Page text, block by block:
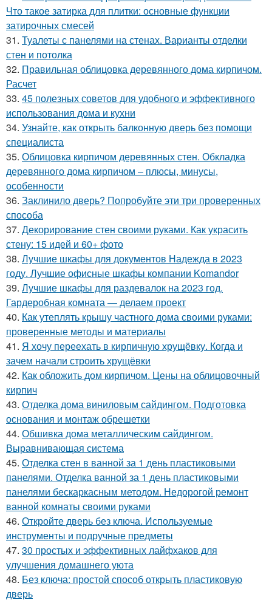
Что такое затирка для плитки: основные функции
затирочных смесей
31. Туалеты с панелями на стенах. Варианты отделки
стен и потолка
32. Правильная облицовка деревянного дома кирпичом.
Расчет
33. 45 полезных советов для удобного и эффективного
использования дома и кухни
34. Узнайте, как открыть балконную дверь без помощи
специалиста
35. Облицовка кирпичом деревянных стен. Обкладка
деревянного дома кирпичом – плюсы, минусы,
особенности
36. Заклинило дверь? Попробуйте эти три проверенных
способа
37. Декорирование стен своими руками. Как украсить
стену: 15 идей и 60+ фото
38. Лучшие шкафы для документов Надежда в 2023
году. Лучшие офисные шкафы компании Komandor
39. Лучшие шкафы для раздевалок на 2023 год.
Гардеробная комната — делаем проект
40. Как утеплять крышу частного дома своими руками:
проверенные методы и материалы
41. Я хочу переехать в кирпичную хрущёвку. Когда и
зачем начали строить хрущёвки
42. Как обложить дом кирпичом. Цены на облицовочный
кирпич
43. Отделка дома виниловым сайдингом. Подготовка
основания и монтаж обрешетки
44. Обшивка дома металлическим сайдингом.
Выравнивающая система
45. Отделка стен в ванной за 1 день пластиковыми
панелями. Отделка ванной за 1 день пластиковыми
панелями бескаркасным методом. Недорогой ремонт
ванной комнаты своими руками
46. Откройте дверь без ключа. Используемые
инструменты и подручные предметы
47. 30 простых и эффективных лайфхаков для
улучшения домашнего уюта
48. Без ключа: простой способ открыть пластиковую
дверь